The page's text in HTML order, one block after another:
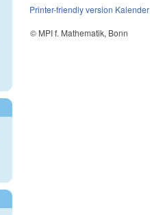
Printer-friendly version Kalender
© MPI f. Mathematik, Bonn